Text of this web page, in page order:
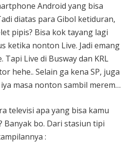
Android yang bisa
diatas para Gibol ketiduran,
pipis? Bisa kok tayang lagi
ketika nonton Live. Jadi emang
Live di Busway dan KRL
hehe.. Selain ga kena SP, juga
masa nonton sambil merem…
televisi apa yang bisa kamu
Banyak bo. Dari stasiun tipi
: